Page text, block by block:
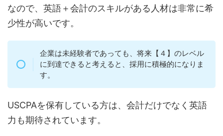
なので、英語＋会計のスキルがある人材は非常に希
少性が高いです。
企業は未経験者であっても、将来【４】のレベル
に到達できると考えると、採用に積極的になりま
す。
USCPAを保有している方は、会計だけでなく英語
力も期待されています。